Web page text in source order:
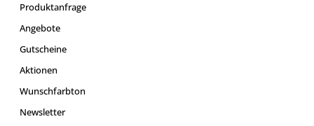
Produktanfrage
Angebote
Gutscheine
Aktionen
Wunschfarbton
Newsletter